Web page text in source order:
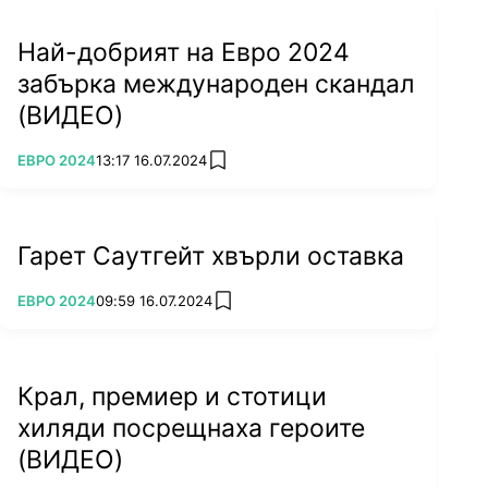
През 2012 г. участва на европейското
първенство в Полша и Украйна, но Хърватия
не излиза от тежка група с Испания, Италия и
Ирландия. Тимът се представя
незадоволително и две години по-късно на
Най-добрият на Евро 2024
забърка международен скандал
(ВИДЕО)
ПОВЕЧЕ ОТ
ЕВРО 202413:17 16.07.2024 add favorites
Гарет Саутгейт хвърли оставка
ПОВЕЧЕ ОТ
ЕВРО 202409:59 16.07.2024 add favorites
Крал, премиер и стотици
хиляди посрещнаха героите
(ВИДЕО)